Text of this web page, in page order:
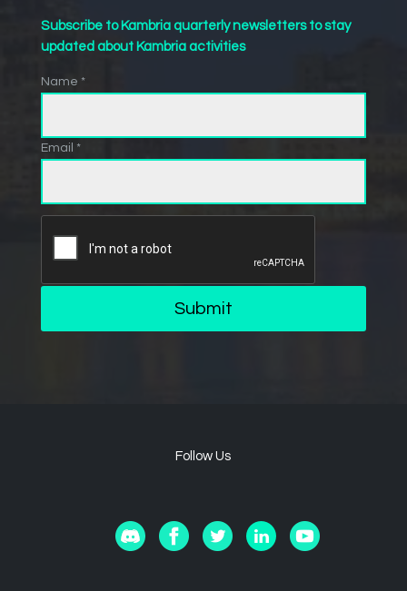
Subscribe to Kambria quarterly newsletters to stay
updated about Kambria activities
Name *
Email *
Submit
Follow Us